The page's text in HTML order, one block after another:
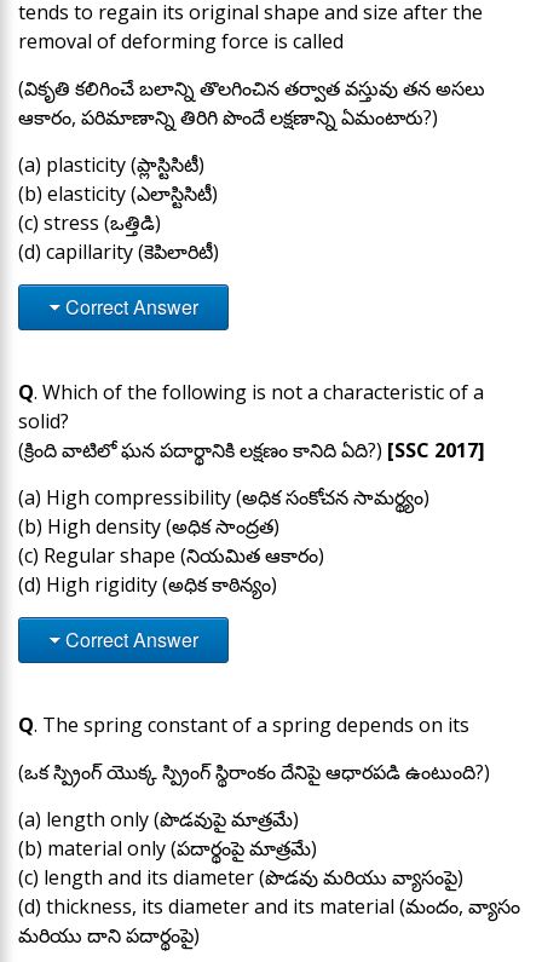
tends to regain its original shape and size after the
removal of deforming force is called
(వికృతి కలిగించే బలాన్ని తొలగించిన తర్వాత వస్తువు తన అసలు
ఆకారం, పరిమాణాన్ని తిరిగి పొందే లక్షణాన్ని ఏమంటారు?)
(a) plasticity (ప్లాస్టిసిటీ)
(b) elasticity (ఎలాస్టిసిటీ)
(c) stress (ఒత్తిడి)
(d) capillarity (కెపిలారిటీ)
Correct Answer
Q. Which of the following is not a characteristic of a
solid?
(క్రింది వాటిలో ఘన పదార్థానికి లక్షణం కానిది ఏది?) [SSC 2017]
(a) High compressibility (అధిక సంకోచన సామర్థ్యం)
(b) High density (అధిక సాంద్రత)
(c) Regular shape (నియమిత ఆకారం)
(d) High rigidity (అధిక కాఠిన్యం)
Correct Answer
Q. The spring constant of a spring depends on its
(ఒక స్ప్రింగ్ యొక్క స్ప్రింగ్ స్థిరాంకం దేనిపై ఆధారపడి ఉంటుంది?)
(a) length only (పొడవుపై మాత్రమే)
(b) material only (పదార్థంపై మాత్రమే)
(c) length and its diameter (పొడవు మరియు వ్యాసంపై)
(d) thickness, its diameter and its material (మందం, వ్యాసం
మరియు దాని పదార్థంపై)